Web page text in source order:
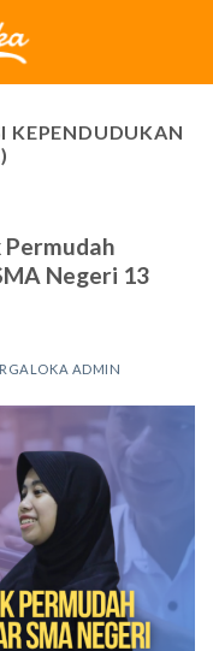
KEPENDUDUKAN
Negeri 13
ADMIN